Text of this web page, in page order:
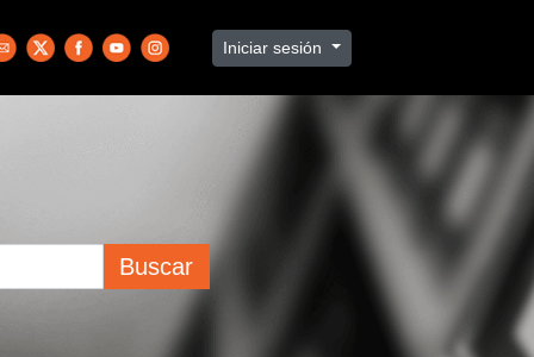
Iniciar sesión
Buscar